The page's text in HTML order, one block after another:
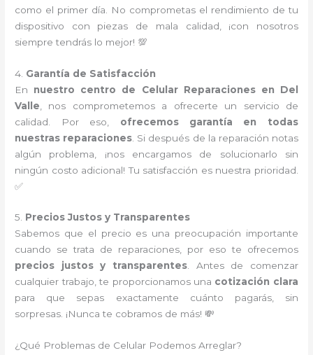
como el primer día. No comprometas el rendimiento de tu
dispositivo con piezas de mala calidad, ¡con nosotros
siempre tendrás lo mejor! 💯
4. Garantía de Satisfacción
En nuestro centro de Celular Reparaciones en Del
Valle , nos comprometemos a ofrecerte un servicio de
calidad. Por eso, ofrecemos garantía en todas
nuestras reparaciones . Si después de la reparación notas
algún problema, ¡nos encargamos de solucionarlo sin
ningún costo adicional! Tu satisfacción es nuestra prioridad.
✅
5. Precios Justos y Transparentes
Sabemos que el precio es una preocupación importante
cuando se trata de reparaciones, por eso te ofrecemos
precios justos y transparentes. Antes de comenzar
cualquier trabajo, te proporcionamos una cotización clara
para que sepas exactamente cuánto pagarás, sin
sorpresas. ¡Nunca te cobramos de más! 💸
¿Qué Problemas de Celular Podemos Arreglar?